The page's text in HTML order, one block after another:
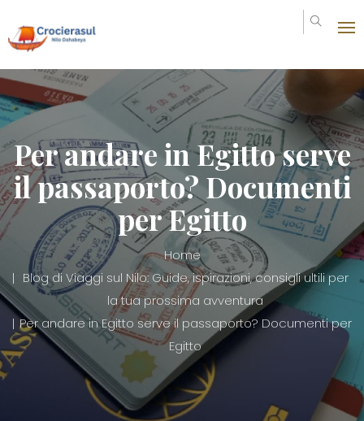
Per andare in Egitto serve
il passaporto? Documenti
per Egitto
Home
Blog di Viaggi sul Nilo: Guide, ispirazioni, consigli ultili per
la tua prossima avventura
Per andare in Egitto serve il passaporto? Documenti per
Egitto